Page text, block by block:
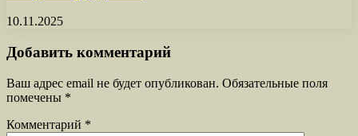
10.11.2025
Добавить комментарий
Ваш адрес email не будет опубликован. Обязательные поля
помечены *
Комментарий *